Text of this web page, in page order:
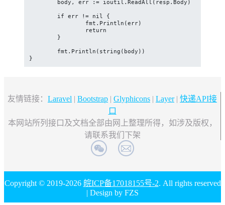
}
友情链接： Laravel | Bootstrap | Glyphicons | Layer| 快递API接
口
本网站所列接口及文档全部由网上整理所得，如涉及版权，
请联系我们下架
Copyright © 2019-2026 皖ICP备17018155号-2. All rights reserved
| Design by FZS